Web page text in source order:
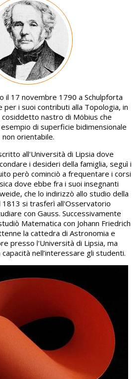
il 17 novembre 1790 a Schulpforta
per i suoi contributi alla Topologia, in
nastro di Möbius che
di superficie bidimensionale
non orientabile.
all'Università di Lipsia dove
i desideri della famiglia, seguì i
però cominciò a frequentare i corsi
dove ebbe fra i suoi insegnanti
che lo indirizzò allo studio della
1813 si trasferì all'Osservatorio
con Gauss. Successivamente
Matematica con Johann Friedrich
la cattedra di Astronomia e
presso l'Università di Lipsia, ma
nell’interessare gli studenti.